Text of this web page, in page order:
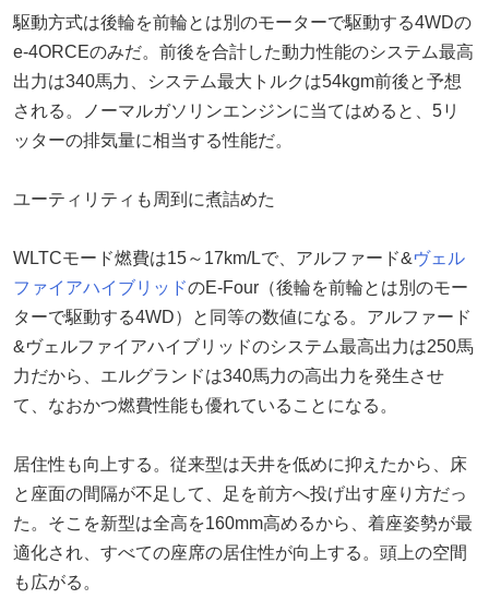
駆動方式は後輪を前輪とは別のモーターで駆動する4WDの
e-4ORCEのみだ。前後を合計した動力性能のシステム最高
出力は340馬力、システム最大トルクは54kgm前後と予想
される。ノーマルガソリンエンジンに当てはめると、5リ
ッターの排気量に相当する性能だ。
ユーティリティも周到に煮詰めた
WLTCモード燃費は15～17km/Lで、アルファード&ヴェル
ファイアハイブリッドのE-Four（後輪を前輪とは別のモー
ターで駆動する4WD）と同等の数値になる。アルファード
&ヴェルファイアハイブリッドのシステム最高出力は250馬
力だから、エルグランドは340馬力の高出力を発生させ
て、なおかつ燃費性能も優れていることになる。
居住性も向上する。従来型は天井を低めに抑えたから、床
と座面の間隔が不足して、足を前方へ投げ出す座り方だっ
た。そこを新型は全高を160mm高めるから、着座姿勢が最
適化され、すべての座席の居住性が向上する。頭上の空間
も広がる。